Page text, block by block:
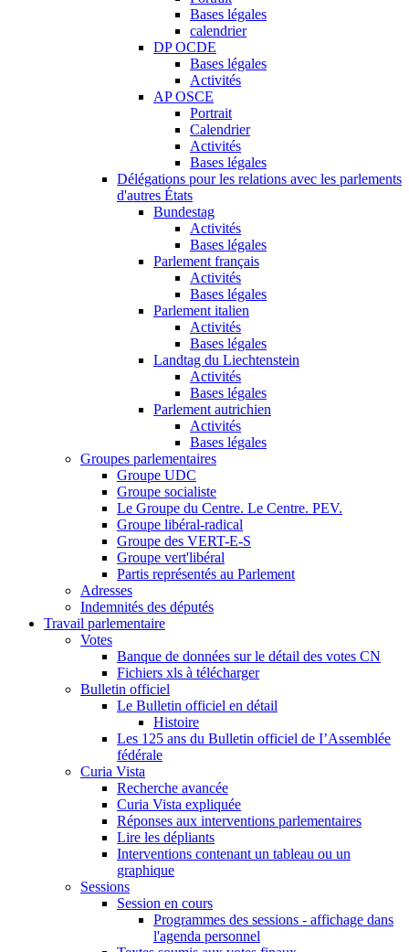
Bases légales
calendrier
DP OCDE
Bases légales
Activités
AP OSCE
Portrait
Calendrier
Activités
Bases légales
Délégations pour les relations avec les parlements
d'autres États
Bundestag
Activités
Bases légales
Parlement français
Activités
Bases légales
Parlement italien
Activités
Bases légales
Landtag du Liechtenstein
Activités
Bases légales
Parlement autrichien
Activités
Bases légales
Groupes parlementaires
Groupe UDC
Groupe socialiste
Le Groupe du Centre. Le Centre. PEV.
Groupe libéral-radical
Groupe des VERT-E-S
Groupe vert'libéral
Partis représentés au Parlement
Adresses
Indemnités des députés
Travail parlementaire
Votes
Banque de données sur le détail des votes CN
Fichiers xls à télécharger
Bulletin officiel
Le Bulletin officiel en détail
Histoire
Les 125 ans du Bulletin officiel de I’Assemblée
fédérale
Curia Vista
Recherche avancée
Curia Vista expliquée
Réponses aux interventions parlementaires
Lire les dépliants
Interventions contenant un tableau ou un
graphique
Sessions
Session en cours
Programmes des sessions - affichage dans
l'agenda personnel